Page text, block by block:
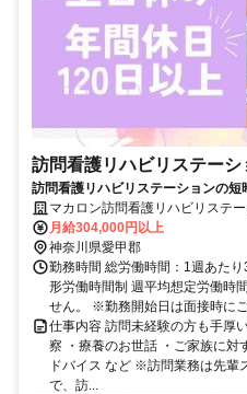
訪問看護リハビリステー
訪問看護リハビリステーションの短
マカロン訪問看護リハビリステ
月給304,000円以上
神奈川県愛甲郡
勤務時間 総労働時間：1週あた
形労働時間制 週平均想定労働時
せん。 ※勤務開始日は面接時に
仕事内容 訪問未経験の方も手厚
察 ・療養のお世話 ・ご家族に対
ドバイス など ※訪問業務は先輩
で、訪...